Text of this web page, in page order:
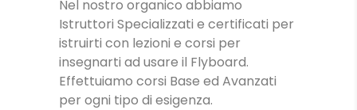
Nel nostro organico abbiamo
Istruttori Specializzati e certificati per
istruirti con lezioni e corsi per
insegnarti ad usare il Flyboard.
Effettuiamo corsi Base ed Avanzati
per ogni tipo di esigenza.